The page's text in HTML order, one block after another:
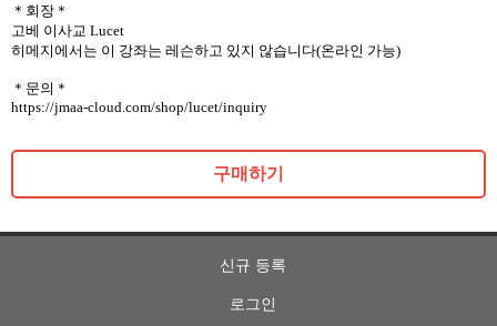
＊회장＊
고베 이사교 Lucet
히메지에서는 이 강좌는 레슨하고 있지 않습니다(온라인 가능)
＊문의＊
https://jmaa-cloud.com/shop/lucet/inquiry
구매하기
신규 등록
로그인